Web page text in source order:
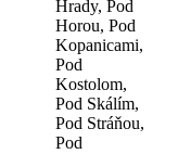
Hrady, Pod
Horou, Pod
Kopanicami,
Pod
Kostolom,
Pod Skálím,
Pod Stráňou,
Pod